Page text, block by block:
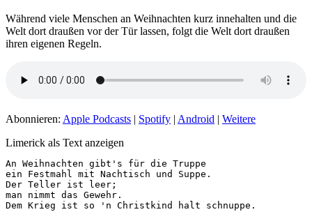
Während viele Menschen an Weihnachten kurz innehalten und die
Welt dort draußen vor der Tür lassen, folgt die Welt dort draußen
ihren eigenen Regeln.
Abonnieren: Apple Podcasts | Spotify | Android | Weitere
Limerick als Text anzeigen
An Weihnachten gibt's für die Truppe
ein Festmahl mit Nachtisch und Suppe.
Der Teller ist leer;
man nimmt das Gewehr.
Dem Krieg ist so 'n Christkind halt schnuppe.